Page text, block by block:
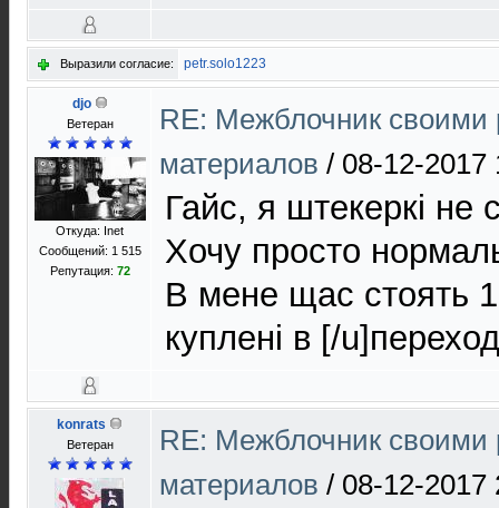
Выразили согласие: petr.solo1223
djo
Ветеран
Откуда: Inet
Сообщений: 1 515
Репутация: 72
RE: Межблочник своими
материалов / 08-12-2017
Гайс, я штекеркі не
Хочу просто
В мене щас стоять
куплені в [/
konrats
Ветеран
RE: Межблочник своими
материалов / 08-12-2017